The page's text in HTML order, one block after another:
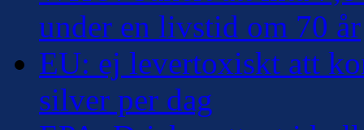
under en livstid om 70 år
EU: ej levertoxiskt att
silver per dag